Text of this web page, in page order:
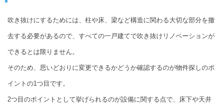
吹き抜けにするためには、柱や床、梁など構造に関わる大切な部分を撤
去する必要があるので、すべての一戸建てで吹き抜けリノベーションが
できるとは限りません。
そのため、思いどおりに変更できるかどうか確認するのが物件探しのポ
イントの1つ目です。
2つ目のポイントとして挙げられるのが設備に関する点で、床下や天井